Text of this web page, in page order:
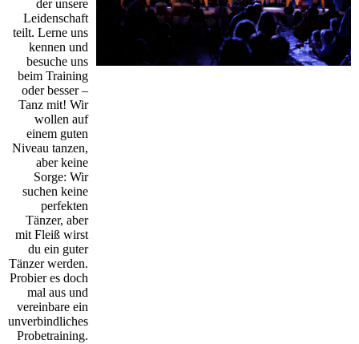
der unsere
Leidenschaft
teilt. Lerne uns
kennen und
besuche uns
beim Training
oder besser –
Tanz mit! Wir
wollen auf
einem guten
Niveau tanzen,
aber keine
Sorge: Wir
suchen keine
perfekten
Tänzer, aber
mit Fleiß wirst
du ein guter
Tänzer werden.
Probier es doch
mal aus und
vereinbare ein
unverbindliches
Probetraining.